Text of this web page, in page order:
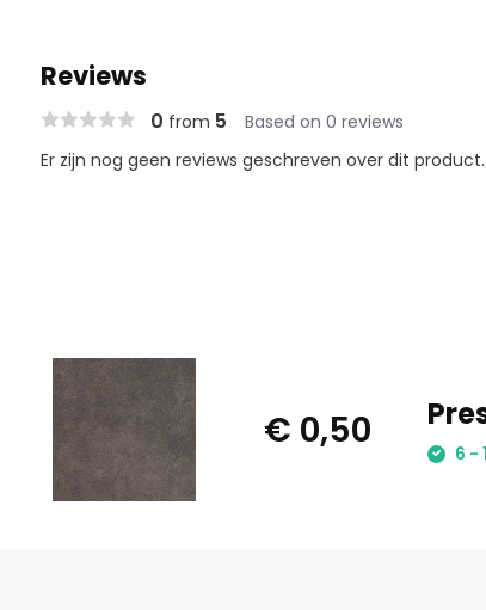
Reviews
0 from 5 Based on 0 reviews
Er zijn nog geen reviews geschreven over dit product..
€ 0,50
6 -